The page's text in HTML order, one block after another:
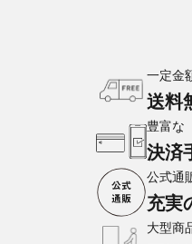
一定金
送料
豊富な
決済
公式通
充実
大型商